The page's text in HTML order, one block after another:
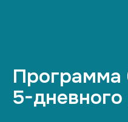
Программа
5-